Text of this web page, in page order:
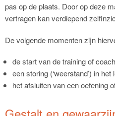
pas op de plaats. Door op deze
vertragen kan verdiepend
De volgende momenten zijn
de start van de training of
een storing (‘weerstand’) in
het afsluiten van een oefening